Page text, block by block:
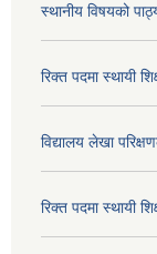
स्थानीय विषयको
रिक्त पदमा स्थायी
विद्यालय लेखा
रिक्त पदमा स्थायी